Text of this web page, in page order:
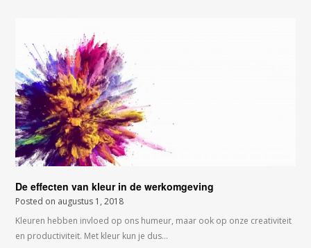
De effecten van kleur in de werkomgeving
Posted on augustus 1, 2018
Kleuren hebben invloed op ons humeur, maar ook op onze creativiteit
en productiviteit. Met kleur kun je dus…